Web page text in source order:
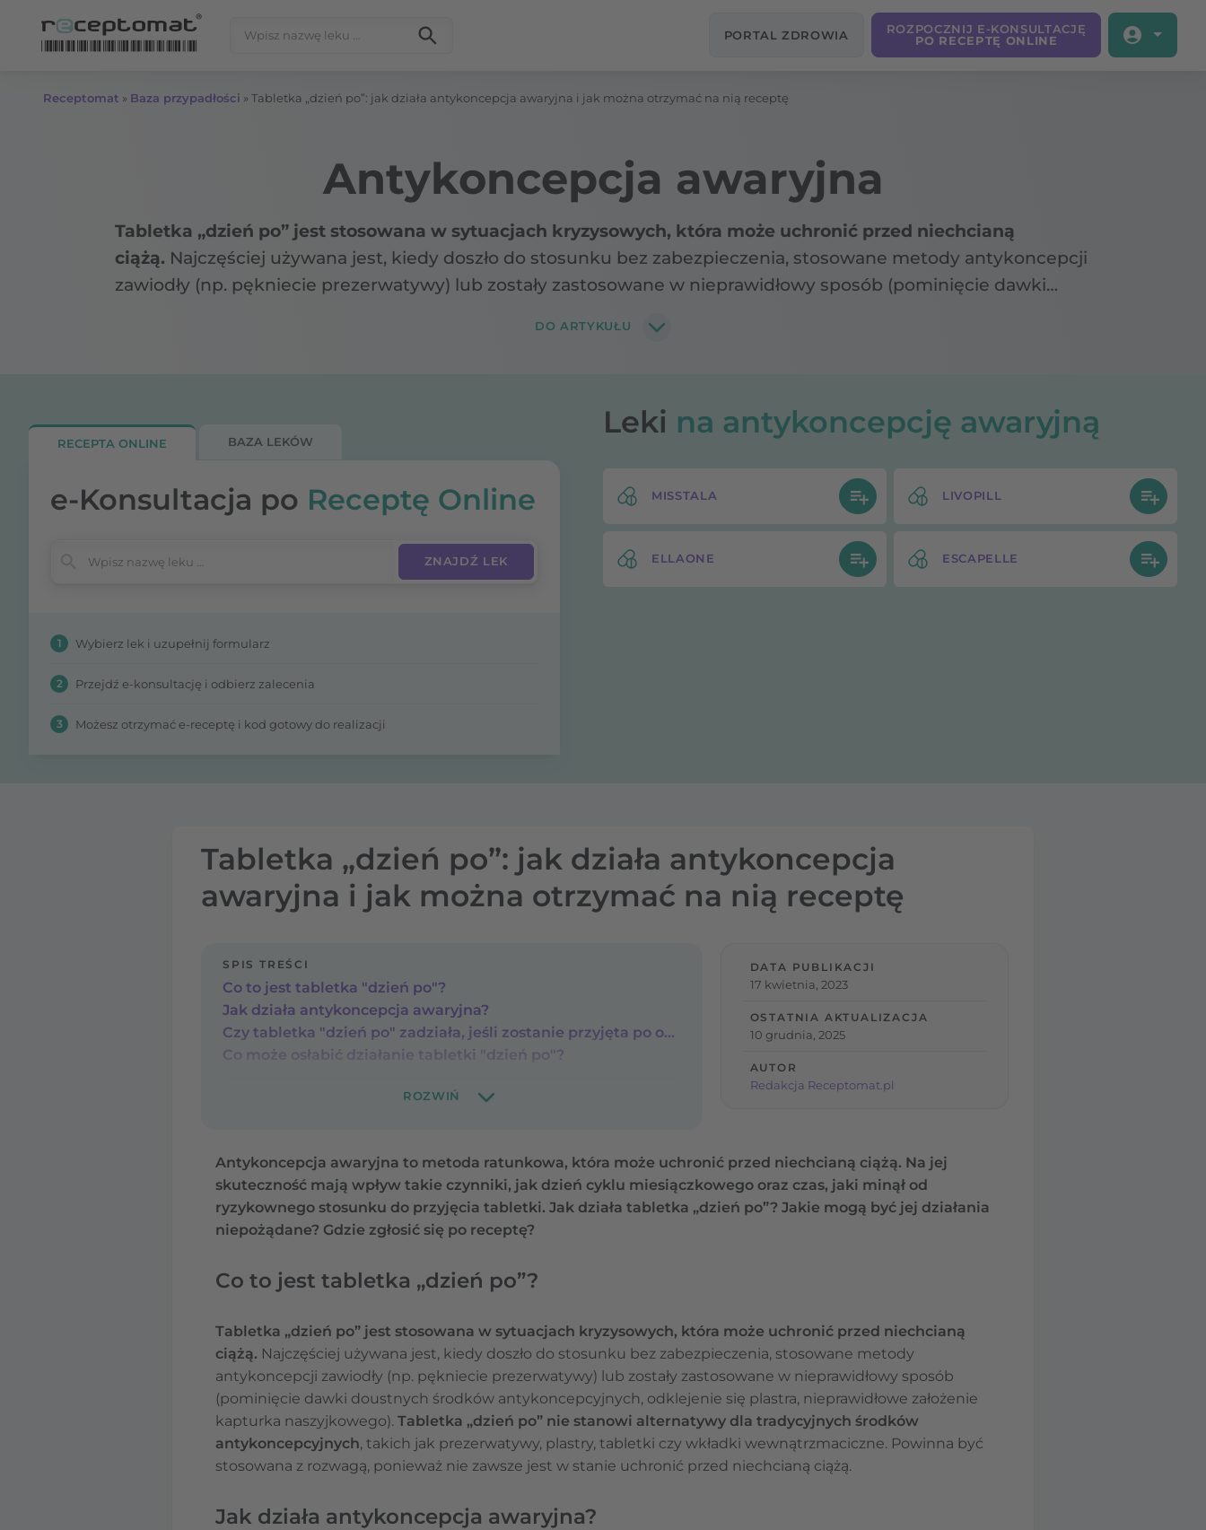
PORTAL ZDROWIA
ROZPOCZNIJ E-KONSULTACJĘ
PO RECEPTĘ ONLINE
Receptomat » Baza przypadłości » Tabletka „dzień po”: jak działa antykoncepcja awaryjna i jak można otrzymać na nią receptę
Antykoncepcja awaryjna
Tabletka „dzień po” jest stosowana w sytuacjach kryzysowych, która może uchronić przed niechcianą
ciążą. Najczęściej używana jest, kiedy doszło do stosunku bez zabezpieczenia, stosowane metody antykoncepcji
zawiodły (np. pękniecie prezerwatywy) lub zostały zastosowane w nieprawidłowy sposób (pominięcie dawki
Tabletka "dzień po" nie stanowi alternatywy dla tradycyjnych środków antykoncepcyjnych
DO ARTYKUŁU
RECEPTA ONLINE BAZA LEKÓW
e-Konsultacja po Receptę Online
1 Wybierz lek i uzupełnij formularz
2 Przejdź e-konsultację i odbierz zalecenia
3 Możesz otrzymać e-receptę i kod gotowy do realizacji
Leki na antykoncepcję awaryjną
MISSTALA LIVOPILL
ELLAONE ESCAPELLE
Tabletka „dzień po”: jak działa antykoncepcja
awaryjna i jak można otrzymać na nią receptę
SPIS TREŚCI
Co to jest tabletka "dzień po"?
Jak działa antykoncepcja awaryjna?
Czy tabletka "dzień po" zadziała, jeśli zostanie przyjęta po owulacji?
Co może osłabić działanie tabletki "dzień po"?
DATA PUBLIKACJI
17 kwietnia, 2023
OSTATNIA AKTUALIZACJA
10 grudnia, 2025
AUTOR
Redakcja Receptomat.pl
Antykoncepcja awaryjna to metoda ratunkowa, która może uchronić przed niechcianą ciążą. Na jej
skuteczność mają wpływ takie czynniki, jak dzień cyklu miesiączkowego oraz czas, jaki minął od
ryzykownego stosunku do przyjęcia tabletki. Jak działa tabletka „dzień po”? Jakie mogą być jej działania
niepożądane? Gdzie zgłosić się po receptę?
Co to jest tabletka „dzień po”?
Tabletka „dzień po” jest stosowana w sytuacjach kryzysowych, która może uchronić przed niechcianą
ciążą. Najczęściej używana jest, kiedy doszło do stosunku bez zabezpieczenia, stosowane metody
antykoncepcji zawiodły (np. pękniecie prezerwatywy) lub zostały zastosowane w nieprawidłowy sposób
(pominięcie dawki doustnych środków antykoncepcyjnych, odklejenie się plastra, nieprawidłowe założenie
kapturka naszyjkowego). Tabletka „dzień po” nie stanowi alternatywy dla tradycyjnych środków
antykoncepcyjnych, takich jak prezerwatywy, plastry, tabletki czy wkładki wewnątrzmaciczne. Powinna być
stosowana z rozwagą, ponieważ nie zawsze jest w stanie uchronić przed niechcianą ciążą.
Jak działa antykoncepcja awaryjna?